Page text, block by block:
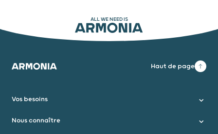
ALL WE NEED IS
ARMONIA
Armonia Haut de page
Vos besoins
Nous connaître